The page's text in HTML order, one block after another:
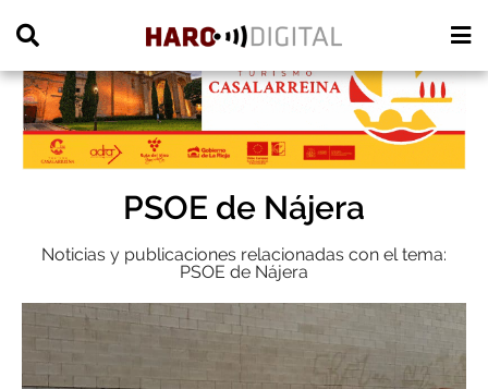
PSOE de Nájera
Noticias y publicaciones relacionadas con el tema:
PSOE de Nájera